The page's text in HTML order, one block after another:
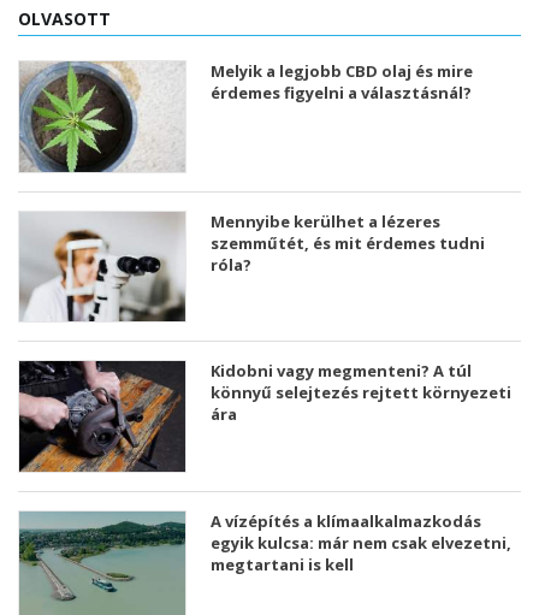
OLVASOTT
Melyik a legjobb CBD olaj és mire
érdemes figyelni a választásnál?
Mennyibe kerülhet a lézeres
szemműtét, és mit érdemes tudni
róla?
Kidobni vagy megmenteni? A túl
könnyű selejtezés rejtett környezeti
ára
A vízépítés a klímaalkalmazkodás
egyik kulcsa: már nem csak elvezetni,
megtartani is kell